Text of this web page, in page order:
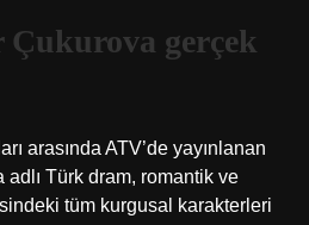
gerçek
arasında ATV’de yayınlanan
Türk dram, romantik ve
tüm kurgusal karakterleri